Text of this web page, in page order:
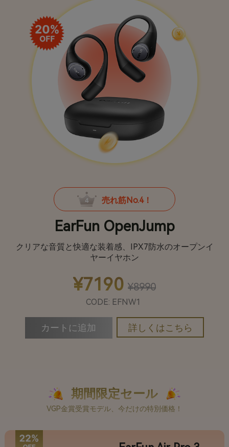
売れ筋No.4！
EarFun OpenJump
クリアな音質と快適な装着感、IPX7防水のオープンイ
ヤーイヤホン
¥7190 ¥8990
CODE: EFNW1
カートに追加 詳しくはこちら
期間限定セール
VGP金賞受賞モデル、今だけの特別価格！